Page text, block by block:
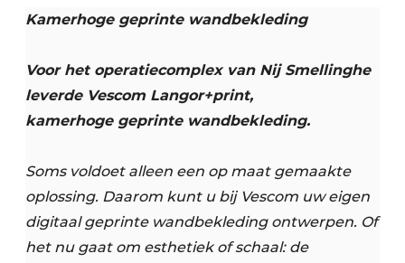
Kamerhoge geprinte wandbekleding
Voor het operatiecomplex van Nij Smellinghe
leverde Vescom Langor+print,
kamerhoge geprinte wandbekleding.
Soms voldoet alleen een op maat gemaakte
oplossing. Daarom kunt u bij Vescom uw eigen
digitaal geprinte wandbekleding ontwerpen. Of
het nu gaat om esthetiek of schaal: de